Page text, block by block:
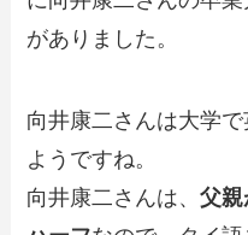
がありました。
向井康二さんは大学
ようですね。
向井康二さんは、父